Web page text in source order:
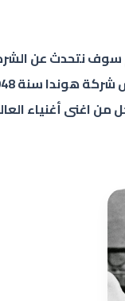
نتحدث عن الشركة
اغنى أغنياء